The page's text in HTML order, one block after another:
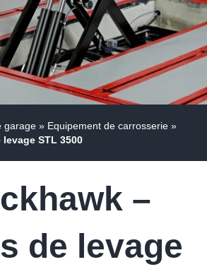
garage » Equipement de carrosserie »
STL 3500
–
de levage